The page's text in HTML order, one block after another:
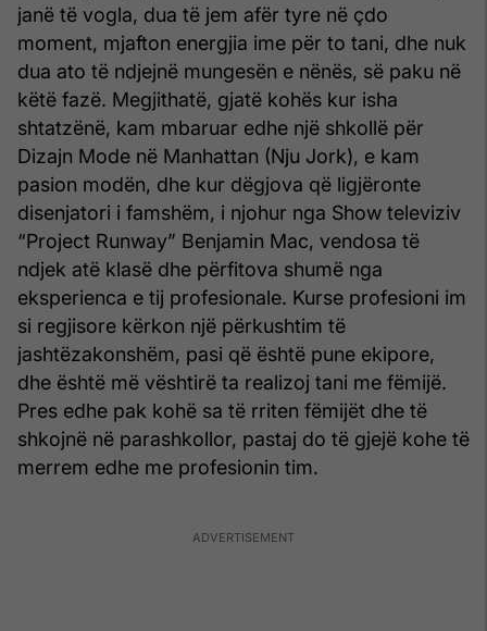
janë të vogla, dua të jem afër tyre në çdo
moment, mjafton energjia ime për to tani, dhe nuk
dua ato të ndjejnë mungesën e nënës, së paku në
këtë fazë. Megjithatë, gjatë kohës kur isha
shtatzënë, kam mbaruar edhe një shkollë për
Dizajn Mode në Manhattan (Nju Jork), e kam
pasion modën, dhe kur dëgjova që ligjëronte
disenjatori i famshëm, i njohur nga Show televiziv
“Project Runway” Benjamin Mac, vendosa të
ndjek atë klasë dhe përfitova shumë nga
eksperienca e tij profesionale. Kurse profesioni im
si regjisore kërkon një përkushtim të
jashtëzakonshëm, pasi që është pune ekipore,
dhe është më vështirë ta realizoj tani me fëmijë.
Pres edhe pak kohë sa të rriten fëmijët dhe të
shkojnë në parashkollor, pastaj do të gjejë kohe të
merrem edhe me profesionin tim.